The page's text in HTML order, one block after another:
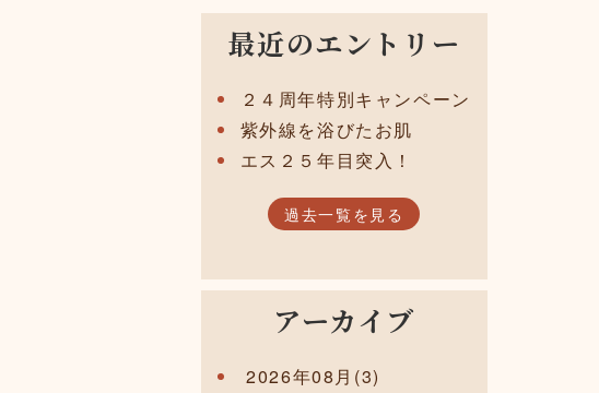
最近のエントリー
２４周年特別キャンペーン
紫外線を浴びたお肌
エス２５年目突入！
過去一覧を見る
アーカイブ
2026年08月(3)